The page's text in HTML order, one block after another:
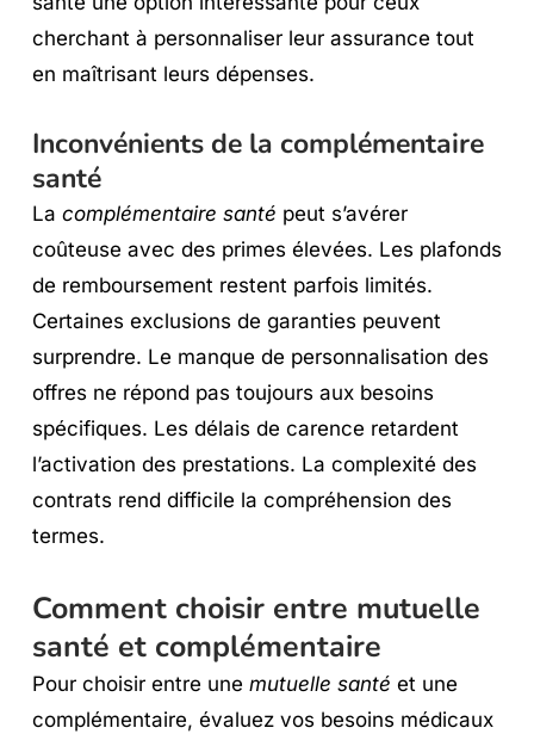
cherchant à personnaliser leur assurance tout
en maîtrisant leurs dépenses.
Inconvénients de la complémentaire
santé
La complémentaire santé peut s’avérer
coûteuse avec des primes élevées. Les plafonds
de remboursement restent parfois limités.
Certaines exclusions de garanties peuvent
surprendre. Le manque de personnalisation des
offres ne répond pas toujours aux besoins
spécifiques. Les délais de carence retardent
l’activation des prestations. La complexité des
contrats rend difficile la compréhension des
termes.
Comment choisir entre mutuelle
santé et complémentaire
Pour choisir entre une mutuelle santé et une
complémentaire, évaluez vos besoins médicaux